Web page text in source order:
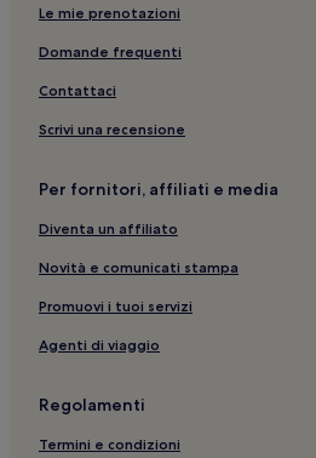
Le mie prenotazioni
Domande frequenti
Contattaci
Scrivi una recensione
Per fornitori, affiliati e media
Diventa un affiliato
Novità e comunicati stampa
Promuovi i tuoi servizi
Agenti di viaggio
Regolamenti
Termini e condizioni